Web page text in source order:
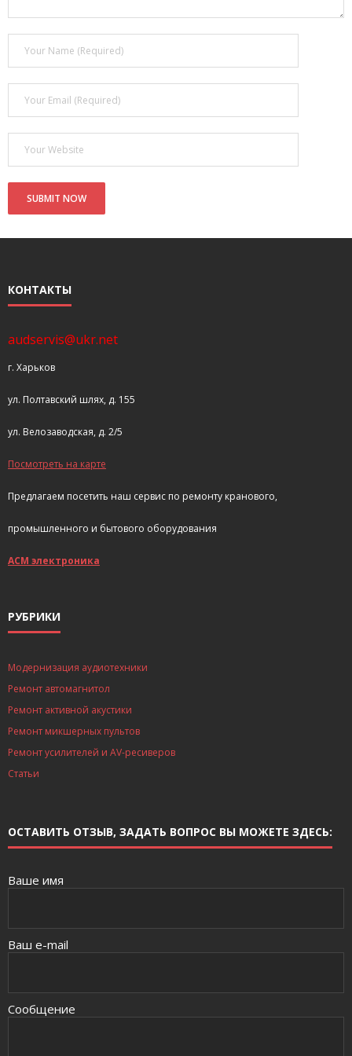
- Конфигурирование и настройка акустических систем для
- Улучшаем звучание — подготовка помещения для
- Выбираем автомагнитолу
КОНТАКТЫ
audservis@ukr.net
г. Харьков
ул. Полтавский шлях, д. 155
ул. Велозаводская, д. 2/5
Посмотреть на карте
Предлагаем посетить наш сервис по ремонту кранового,
промышленного и бытового оборудования
АСМ электроника
РУБРИКИ
Модернизация аудиотехники
Ремонт автомагнитол
Ремонт активной акустики
Ремонт микшерных пультов
Ремонт усилителей и AV-ресиверов
Статьи
ОСТАВИТЬ ОТЗЫВ, ЗАДАТЬ ВОПРОС ВЫ МОЖЕТЕ ЗДЕСЬ:
Ваше имя
Ваш e-mail
Сообщение